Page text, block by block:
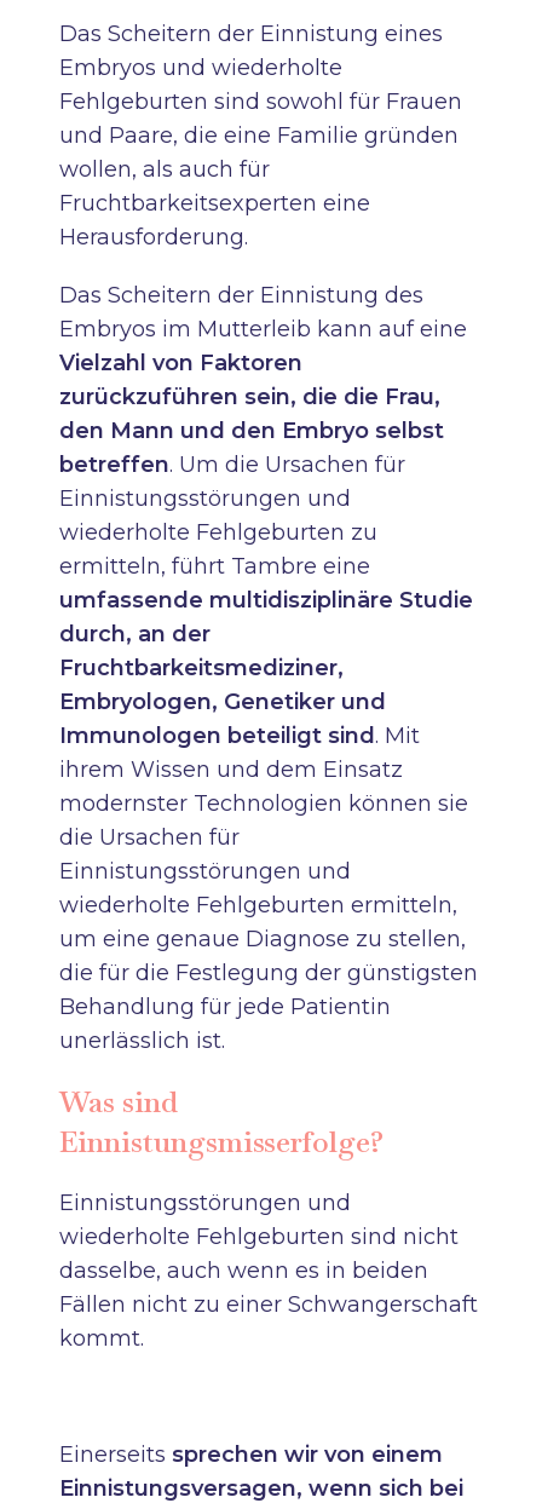
Das Scheitern der Einnistung eines
Embryos und wiederholte
Fehlgeburten sind sowohl für Frauen
und Paare, die eine Familie gründen
wollen, als auch für
Fruchtbarkeitsexperten eine
Herausforderung.
Das Scheitern der Einnistung des
Embryos im Mutterleib kann auf eine
Vielzahl von Faktoren
zurückzuführen sein, die die Frau,
den Mann und den Embryo selbst
betreffen. Um die Ursachen für
Einnistungsstörungen und
wiederholte Fehlgeburten zu
ermitteln, führt Tambre eine
umfassende multidisziplinäre Studie
durch, an der
Fruchtbarkeitsmediziner,
Embryologen, Genetiker und
Immunologen beteiligt sind. Mit
ihrem Wissen und dem Einsatz
modernster Technologien können sie
die Ursachen für
Einnistungsstörungen und
wiederholte Fehlgeburten ermitteln,
um eine genaue Diagnose zu stellen,
die für die Festlegung der günstigsten
Behandlung für jede Patientin
unerlässlich ist.
Was sind
Einnistungsmisserfolge?
Einnistungsstörungen und
wiederholte Fehlgeburten sind nicht
dasselbe, auch wenn es in beiden
Fällen nicht zu einer Schwangerschaft
kommt.
Einerseits sprechen wir von einem
Einnistungsversagen, wenn sich bei